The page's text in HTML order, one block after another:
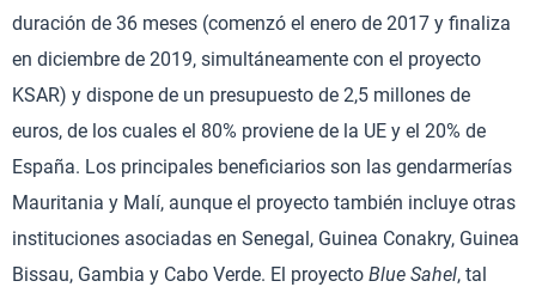
duración de 36 meses (comenzó el enero de 2017 y finaliza
en diciembre de 2019, simultáneamente con el proyecto
KSAR) y dispone de un presupuesto de 2,5 millones de
euros, de los cuales el 80% proviene de la UE y el 20% de
España. Los principales beneficiarios son las gendarmerías
Mauritania y Malí, aunque el proyecto también incluye otras
instituciones asociadas en Senegal, Guinea Conakry, Guinea
Bissau, Gambia y Cabo Verde. El proyecto Blue Sahel, tal